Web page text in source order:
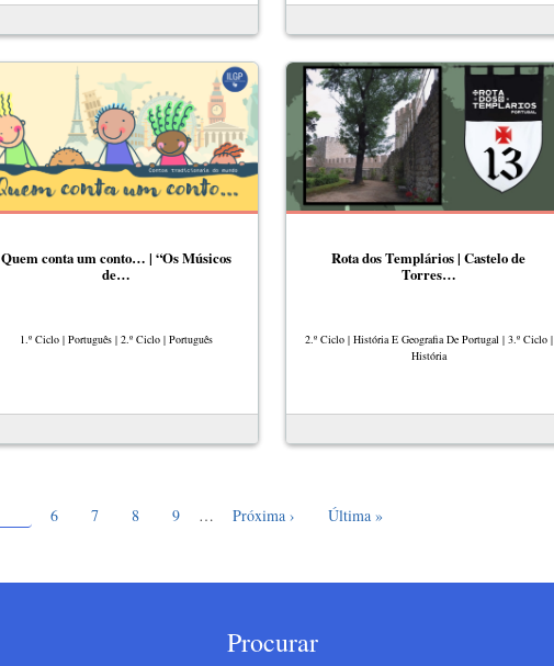
Quem conta um conto… | “Os Músicos
de…
1.º Ciclo | Português | 2.º Ciclo | Português
Rota dos Templários | Castelo de
Torres…
2.º Ciclo | História E Geografia De Portugal | 3.º Ciclo |
História
Page
6 Page
7 Page
8 Page
9 … Próxima página
Próxima › Última página
Última »
Procurar